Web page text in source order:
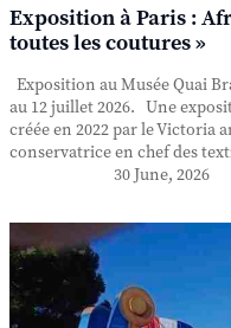
Exposition à Paris :
toutes les coutures »
Exposition au Musée Quai
au 12 juillet 2026. Une
créée en 2022 par le Victoria
conservatrice en chef des
30 June, 2026